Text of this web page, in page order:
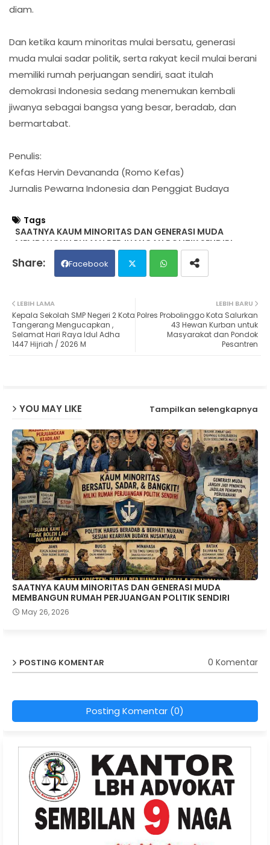
diam.
Dan ketika kaum minoritas mulai bersatu, generasi
muda mulai sadar politik, serta rakyat kecil mulai berani
memiliki rumah perjuangan sendiri, saat itulah
demokrasi Indonesia sedang menemukan kembali
jiwanya sebagai bangsa yang besar, beradab, dan
bermartabat.
Penulis:
Kefas Hervin Devananda (Romo Kefas)
Jurnalis Pewarna Indonesia dan Penggiat Budaya
Tags
SAATNYA KAUM MINORITAS DAN GENERASI MUDA
MEMBANGUN RUMAH PERJUANGAN POLITIK SENDIRI
Facebook
ter ats
LEBIH BARU
Polres Probolinggo Kota Salurkan
43 Hewan Kurban untuk
Masyarakat dan Pondok
Pesantren
LEBIH LAMA
Kepala Sekolah SMP Negeri 2 Kota
Tangerang Mengucapkan ,
Selamat Hari Raya Idul Adha
1447 Hijriah / 2026 M
YOU MAY LIKE Tampilkan selengkapnya
SAATNYA KAUM MINORITAS DAN GENERASI MUDA
MEMBANGUN RUMAH PERJUANGAN POLITIK SENDIRI
May 26, 2026
POSTING KOMENTAR 0 Komentar
Posting Komentar (0)